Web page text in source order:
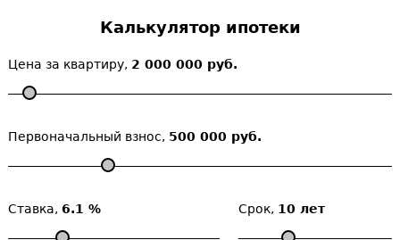
Калькулятор ипотеки
Цена за квартиру, 2 000 000 руб.
Первоначальный взнос, 500 000 руб.
Ставка, 6.1 % Срок, 10 лет